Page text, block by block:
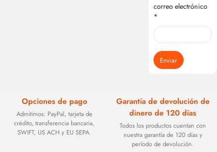
correo electrónico
*
Enviar
Opciones de pago
Admitimos: PayPal, tarjeta de
crédito, transferencia bancaria,
SWIFT, US ACH y EU SEPA.
Garantía de devolución de
dinero de 120 días
Todos los productos cuentan con
nuestra garantía de 120 días y
período de devolución.